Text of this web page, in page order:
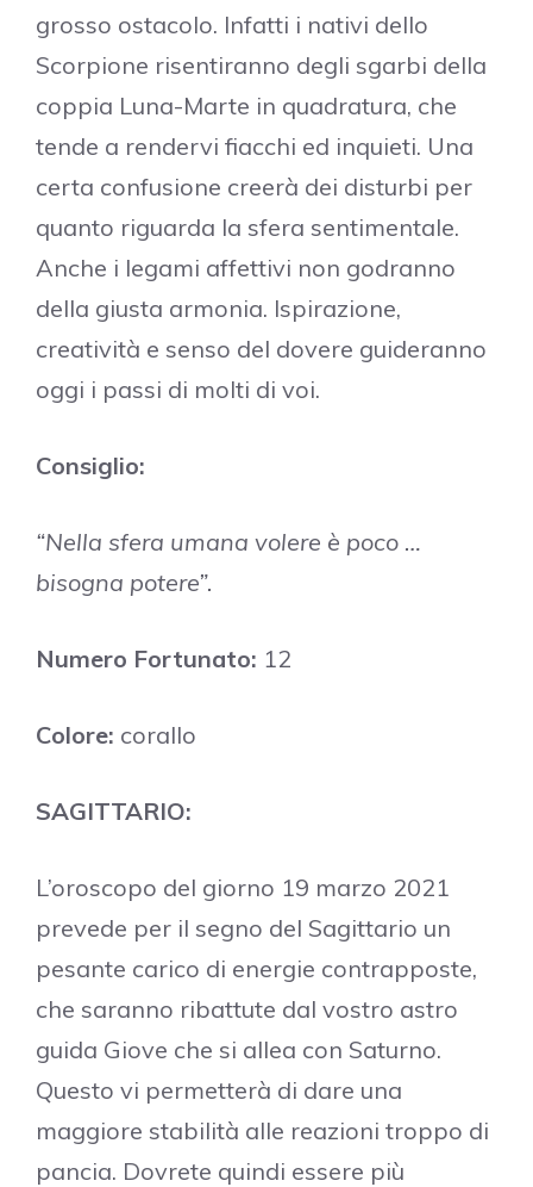
grosso ostacolo. Infatti i nativi dello
Scorpione risentiranno degli sgarbi della
coppia Luna-Marte in quadratura, che
tende a rendervi fiacchi ed inquieti. Una
certa confusione creerà dei disturbi per
quanto riguarda la sfera sentimentale.
Anche i legami affettivi non godranno
della giusta armonia. Ispirazione,
creatività e senso del dovere guideranno
oggi i passi di molti di voi.
Consiglio:
“Nella sfera umana volere è poco …
bisogna potere”.
Numero Fortunato: 12
Colore: corallo
SAGITTARIO:
L’oroscopo del giorno 19 marzo 2021
prevede per il segno del Sagittario un
pesante carico di energie contrapposte,
che saranno ribattute dal vostro astro
guida Giove che si allea con Saturno.
Questo vi permetterà di dare una
maggiore stabilità alle reazioni troppo di
pancia. Dovrete quindi essere più